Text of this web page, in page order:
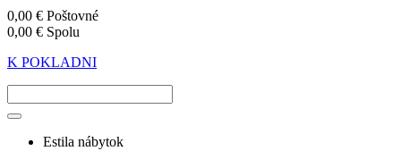
0,00 € Poštovné
0,00 € Spolu
K POKLADNI
Estila nábytok